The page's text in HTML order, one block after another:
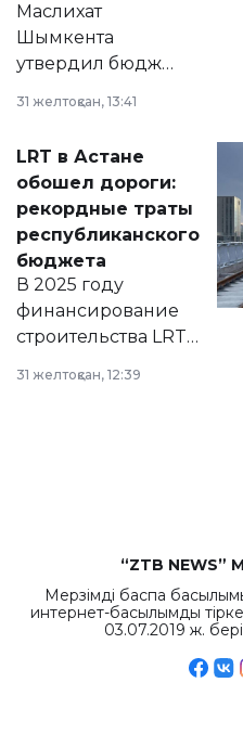
Маслихат
Шымкента
утвердил бюджет
2028 годы.
документ
появился в базе
нормативных
правовых актов и
на сайте маслихат
города.
31 желтоқсан, 13:41
LRT в Астане
обошел дороги:
рекордные траты
республиканского
бюджета
В 2025 году
финансирование
строительства LRT
республиканского
31 желтоқсан, 12:39
“ZTB NEWS”
Мерзімді баспа
интернет-басылымды
03.07.2019 ж.